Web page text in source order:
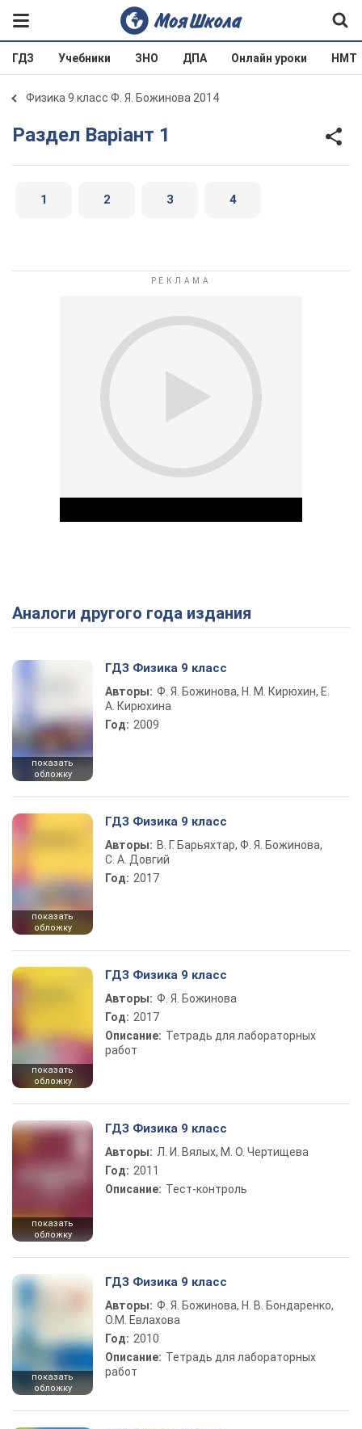
ГДЗ Учебники ЗНО ДПА Онлайн уроки НМТ
Физика 9 класс Ф. Я. Божинова 2014
Раздел Варіант 1
1 2 3 4
Play Video
Аналоги другого года издания
показать
обложку
ГДЗ Физика 9 класс
Авторы: Ф. Я. Божинова, Н. М. Кирюхин, Е.
А. Кирюхина
Год: 2009
показать
обложку
ГДЗ Физика 9 класс
Авторы: В. Г. Барьяхтар, Ф. Я. Божинова,
С. А. Довгий
Год: 2017
показать
обложку
ГДЗ Физика 9 класс
Авторы: Ф. Я. Божинова
Год: 2017
Описание: Тетрадь для лабораторных
работ
показать
обложку
ГДЗ Физика 9 класс
Авторы: Л. И. Вялых, М. О. Чертищева
Год: 2011
Описание: Тест-контроль
показать
обложку
ГДЗ Физика 9 класс
Авторы: Ф. Я. Божинова, Н. В. Бондаренко,
О.М. Евлахова
Год: 2010
Описание: Тетрадь для лабораторных
работ